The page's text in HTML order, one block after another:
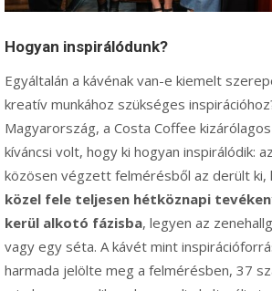
Hogyan inspirálódunk?
Egyáltalán a kávénak van-e kiemelt
kreatív munkához szükséges
Magyarország, a Costa Coffee
kíváncsi volt, hogy ki hogyan inspirálódik:
közösen végzett felmérésből az derült ki,
közel fele teljesen hétköznapi
kerül alkotó fázisba, legyen az
vagy egy séta. A kávét mint
harmada jelölte meg a felmérésben, 37